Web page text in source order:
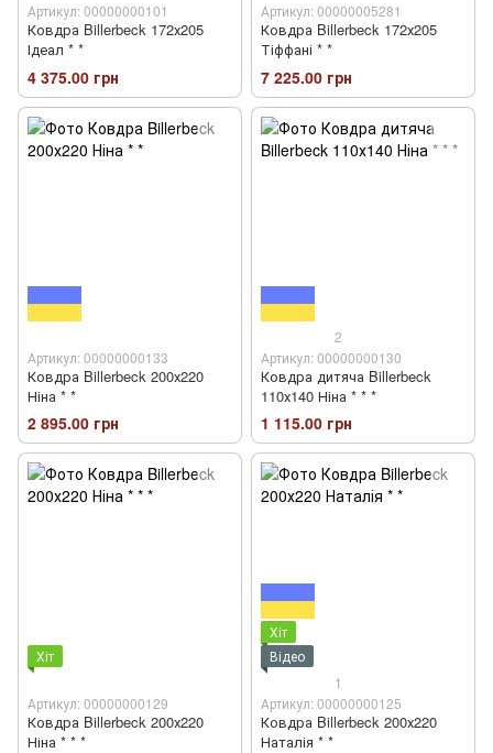
Артикул: 00000000101
Ковдра Billerbeck 172х205
Ідеал * *
4 375.00 грн
Артикул: 00000005281
Ковдра Billerbeck 172х205
Тіффані * *
7 225.00 грн
Артикул: 00000000133
Ковдра Billerbeck 200х220
Ніна * *
2 895.00 грн
2
Артикул: 00000000130
Ковдра дитяча Billerbeck
110х140 Ніна * * *
1 115.00 грн
Хіт
Артикул: 00000000129
Ковдра Billerbeck 200х220
Ніна * * *
Хіт
Відео
1
Артикул: 00000000125
Ковдра Billerbeck 200х220
Наталія * *